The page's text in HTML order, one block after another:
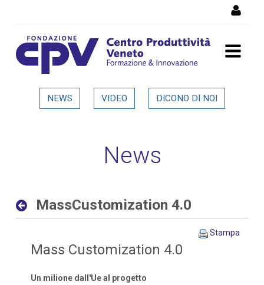
MassCustomization 4.0 -
NEWS VIDEO DICONO DI NOI
News
MassCustomization 4.0
Stampa
Mass Customization 4.0
Un milione dall'Ue al progetto